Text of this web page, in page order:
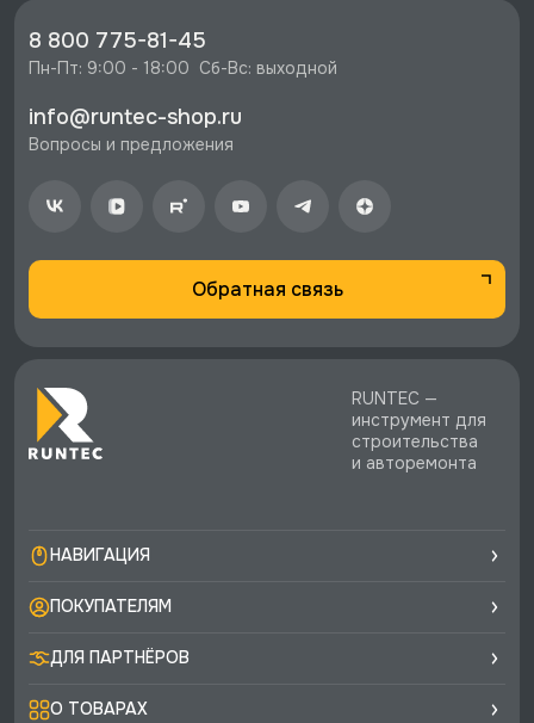
9005 со скидкой - 864 руб.
⚡️ Бесплатная доставка в Москве, Санкт-
стоимости заказа.
8 800 775-81-45
Пн-Пт: 9:00 - 18:00  Сб-Вс: выходной
info@runtec-shop.ru
Вопросы и предложения
Обратная связь
RUNTEC —
инструмент для
строительства
и авторемонта
НАВИГАЦИЯ
ПОКУПАТЕЛЯМ
ДЛЯ ПАРТНЁРОВ
О ТОВАРАХ